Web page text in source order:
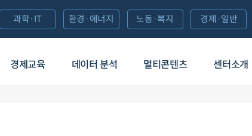
경제교육 데이터 분석 멀티콘텐츠 센터소개
과학·IT 환경·에너지 노동·복지 경제·일반